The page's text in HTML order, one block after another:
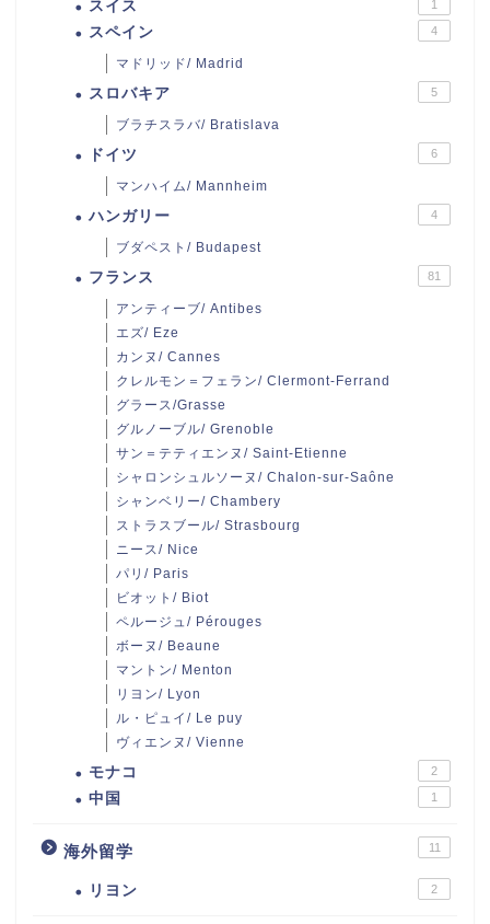
スイス 1
スペイン 4
マドリッド/ Madrid
スロバキア 5
ブラチスラバ/ Bratislava
ドイツ 6
マンハイム/ Mannheim
ハンガリー 4
ブダペスト/ Budapest
フランス 81
アンティーブ/ Antibes
エズ/ Eze
カンヌ/ Cannes
クレルモン＝フェラン/ Clermont-Ferrand
グラース/Grasse
グルノーブル/ Grenoble
サン＝テティエンヌ/ Saint-Etienne
シャロンシュルソーヌ/ Chalon-sur-Saône
シャンベリー/ Chambery
ストラスブール/ Strasbourg
ニース/ Nice
パリ/ Paris
ビオット/ Biot
ペルージュ/ Pérouges
ボーヌ/ Beaune
マントン/ Menton
リヨン/ Lyon
ル・ピュイ/ Le puy
ヴィエンヌ/ Vienne
モナコ 2
中国 1
海外留学 11
リヨン 2